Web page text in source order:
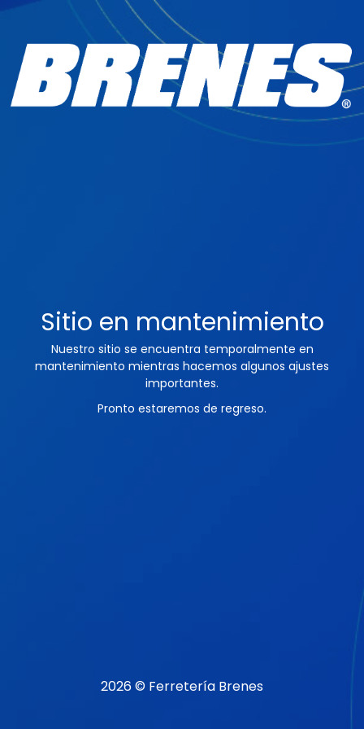
Sitio en mantenimiento
Nuestro sitio se encuentra temporalmente en
mantenimiento mientras hacemos algunos ajustes
importantes.
Pronto estaremos de regreso.
2026 © Ferretería Brenes